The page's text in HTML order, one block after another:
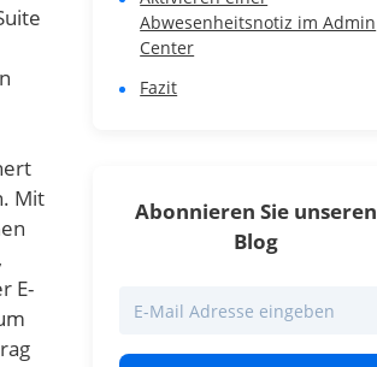
Mit
E-
Abwesenheitsnotiz im Admin
Center
Fazit
Abonnieren Sie unseren
Blog